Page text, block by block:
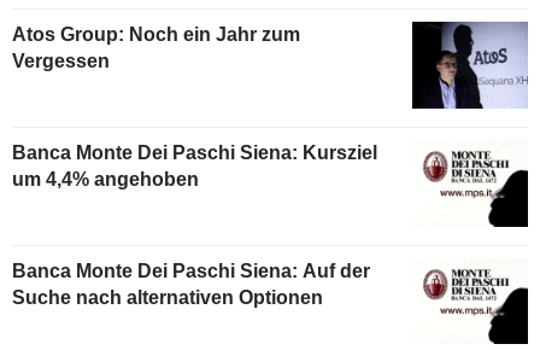
Atos Group: Noch ein Jahr zum
Vergessen
Banca Monte Dei Paschi Siena: Kursziel
um 4,4% angehoben
Banca Monte Dei Paschi Siena: Auf der
Suche nach alternativen Optionen